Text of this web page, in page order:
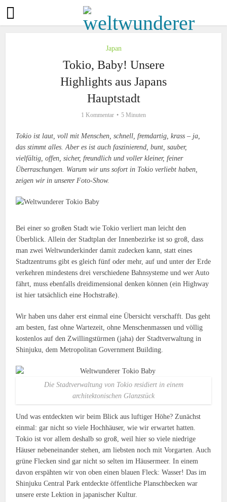
Japan
Tokio, Baby! Unsere
Highlights aus Japans
Hauptstadt
1 Kommentar 5 Minuten
Tokio ist laut, voll mit Menschen, schnell, fremdartig, krass – ja,
das stimmt alles. Aber es ist auch faszinierend, bunt, sauber,
vielfältig, offen, sicher, freundlich und voller kleiner, feiner
Überraschungen. Warum wir uns sofort in Tokio verliebt haben,
zeigen wir in unserer Foto-Show.
Bei einer so großen Stadt wie Tokio verliert man leicht den
Überblick. Allein der Stadtplan der Innenbezirke ist so groß, dass
man zwei Weltwunderkinder damit zudecken kann, statt eines
Stadtzentrums gibt es gleich fünf oder mehr, auf und unter der Erde
verkehren mindestens drei verschiedene Bahnsysteme und wer Auto
fährt, muss ebenfalls dreidimensional denken können (ein Highway
ist hier tatsächlich eine Hochstraße).
Wir haben uns daher erst einmal eine Übersicht verschafft. Das geht
am besten, fast ohne Wartezeit, ohne Menschenmassen und völlig
kostenlos auf den Zwillingstürmen (jaha) der Stadtverwaltung in
Shinjuku, dem Metropolitan Government Building.
Die Stadtverwaltung von Tokio residiert in einem
architektonischen Glanzstück
Und was entdeckten wir beim Blick aus luftiger Höhe? Zunächst
einmal: gar nicht so viele Hochhäuser, wie wir erwartet hatten.
Tokio ist vor allem deshalb so groß, weil hier so viele niedrige
Häuser nebeneinander stehen, am liebsten noch mit Vorgarten. Auch
grüne Flecken sind gar nicht so selten im Häusermeer. In einem
davon erspähten wir von oben einen blauen Fleck: Wasser! Das im
Shinjuku Central Park entdeckte öffentliche Planschbecken war
unsere erste Lektion in japanischer Kultur.